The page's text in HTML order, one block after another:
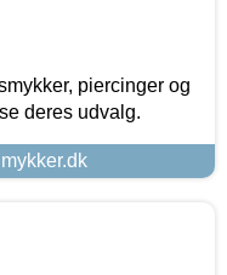
piercinger og
deres udvalg.